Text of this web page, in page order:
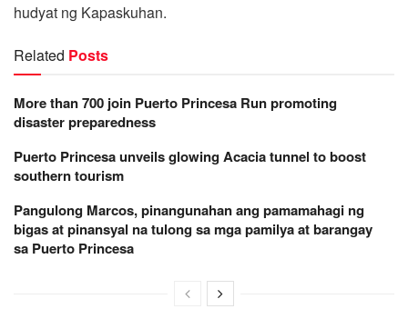
hudyat ng Kapaskuhan.
Related Posts
More than 700 join Puerto Princesa Run promoting
disaster preparedness
Puerto Princesa unveils glowing Acacia tunnel to boost
southern tourism
Pangulong Marcos, pinangunahan ang pamamahagi ng
bigas at pinansyal na tulong sa mga pamilya at barangay
sa Puerto Princesa